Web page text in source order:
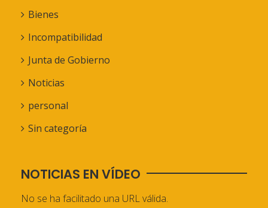
Bienes
Incompatibilidad
Junta de Gobierno
Noticias
personal
Sin categoría
NOTICIAS EN VÍDEO
No se ha facilitado una URL válida.